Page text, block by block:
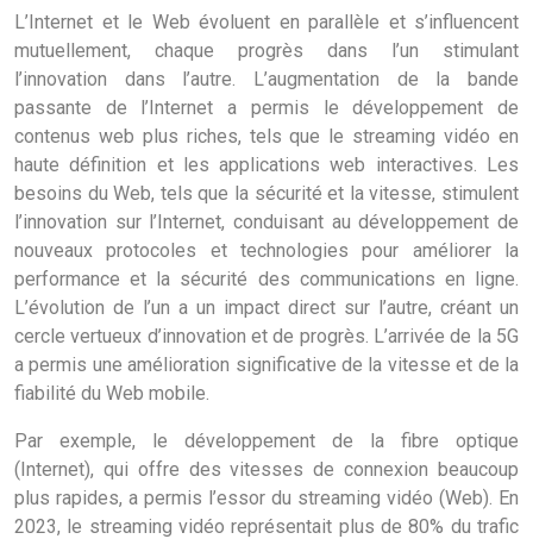
L’Internet et le Web évoluent en parallèle et s’influencent
mutuellement, chaque progrès dans l’un stimulant
l’innovation dans l’autre. L’augmentation de la bande
passante de l’Internet a permis le développement de
contenus web plus riches, tels que le streaming vidéo en
haute définition et les applications web interactives. Les
besoins du Web, tels que la sécurité et la vitesse, stimulent
l’innovation sur l’Internet, conduisant au développement de
nouveaux protocoles et technologies pour améliorer la
performance et la sécurité des communications en ligne.
L’évolution de l’un a un impact direct sur l’autre, créant un
cercle vertueux d’innovation et de progrès. L’arrivée de la 5G
a permis une amélioration significative de la vitesse et de la
fiabilité du Web mobile.
Par exemple, le développement de la fibre optique
(Internet), qui offre des vitesses de connexion beaucoup
plus rapides, a permis l’essor du streaming vidéo (Web). En
2023, le streaming vidéo représentait plus de 80% du trafic